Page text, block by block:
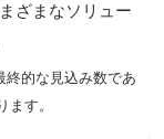
ざまなソリュー
的な見込み数であ
す。